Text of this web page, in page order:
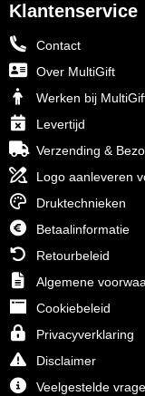
Klantenservice
Contact
Over MultiGift
Werken bij
Levertijd
Verzending &
Logo aanleveren
Druktechnieken
Betaalinformatie
Retourbeleid
Algemene
Cookiebeleid
Privacyverklaring
Disclaimer
Veelgestelde